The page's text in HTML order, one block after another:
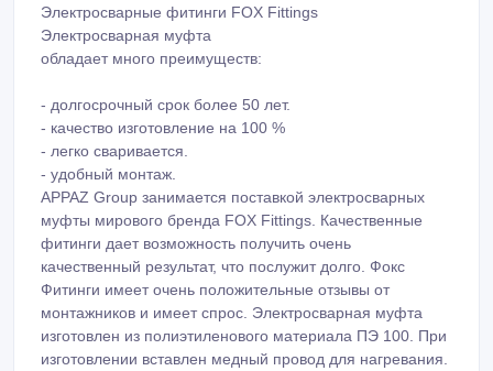
Электросварные фитинги FOX Fittings
Электросварная муфта
обладает много преимуществ:
- долгосрочный срок более 50 лет.
- качество изготовление на 100 %
- легко сваривается.
- удобный монтаж.
APPAZ Group занимается поставкой электросварных
муфты мирового бренда FOX Fittings. Качественные
фитинги дает возможность получить очень
качественный результат, что послужит долго. Фокс
Фитинги имеет очень положительные отзывы от
монтажников и имеет спрос. Электросварная муфта
изготовлен из полиэтиленового материала ПЭ 100. При
изготовлении вставлен медный провод для нагревания.